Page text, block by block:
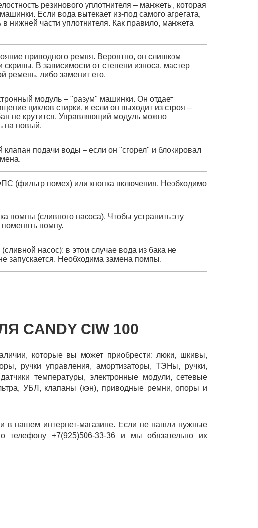
резинового уплотнителя – манжеты, которая
Если вода вытекает из-под самого агрегата,
нижней части уплотнителя. Как правило, манжета
приводного ремня. Вероятно, он слишком
скрипы. В зависимости от степени износа, мастер
ремень, либо заменит его.
модуль – "разум" машинки. Он отдает
циклов стирки, и если он выходит из строя –
не крутится. Управляющий модуль можно
на новый.
клапан подачи воды – если он "сгорел" и блокировал
(фильтр помех) или кнопка включения. Необходимо
помпы (сливного насоса). Чтобы устранить эту
помпу.
насос): в этом случае вода из бака не
запускается. Необходима замена помпы.
CANDY CIW 100
которые вы может приобрести: люки, шкивы,
ручки управления, амортизаторы, ТЭНы, ручки,
температуры, электронные модули, сетевые
УБЛ, клапаны (кэн), приводные ремни, опоры и
в нашем интернет-магазине. Если не нашли нужные
телефону +7(925)506-33-36 и мы обязательно их